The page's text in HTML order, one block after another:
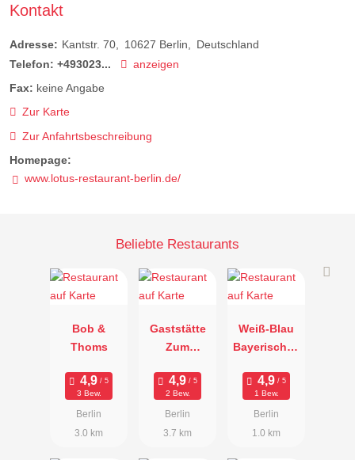
Kontakt
Adresse: Kantstr. 70 10627 Berlin
Deutschland
Telefon: +493023...
anzeigen
Fax: keine Angabe
Zur Karte
Zur Anfahrtsbeschreibung
Homepage:
www.lotus-restaurant-berlin.de/
Beliebte Restaurants
Bob &
Thoms
3 Bew.
Berlin
3.0 km
Gaststätte
Zum
2 Bew.
Berlin
3.7 km
Weiß-Blau
Bayerisches
paradies
1 Bew.
Berlin
1.0 km